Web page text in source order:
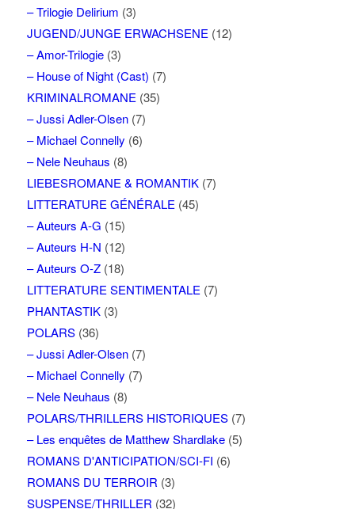
– Trilogie Delirium (3)
JUGEND/JUNGE ERWACHSENE (12)
– Amor-Trilogie(3)
– House of Night (Cast) (7)
KRIMINALROMANE (35)
– Jussi Adler-Olsen(7)
– Michael Connelly (6)
– Nele Neuhaus (8)
LIEBESROMANE & ROMANTIK(7)
LITTERATURE GÉNÉRALE (45)
– Auteurs A-G (15)
– Auteurs H-N (12)
– Auteurs O-Z(18)
LITTERATURE SENTIMENTALE (7)
PHANTASTIK(3)
POLARS(36)
– Jussi Adler-Olsen(7)
– Michael Connelly (7)
– Nele Neuhaus (8)
POLARS/THRILLERS HISTORIQUES(7)
– Les enquêtes de Matthew Shardlake(5)
ROMANS D'ANTICIPATION/SCI-FI (6)
ROMANS DU TERROIR (3)
SUSPENSE/THRILLER (32)